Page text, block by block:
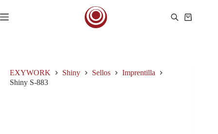
al
contenido
Carro
EXYWORK Shiny Sellos
Imprentilla
Shiny S-883